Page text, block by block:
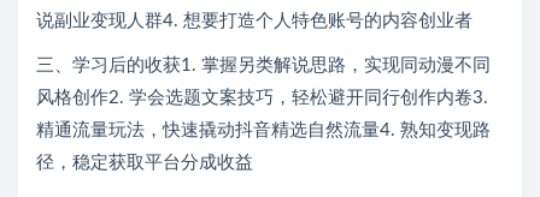
说副业变现人群4. 想要打造个人特色账号的内容创业者
三、学习后的收获1. 掌握另类解说思路，实现同动漫不同
风格创作2. 学会选题文案技巧，轻松避开同行创作内卷3.
精通流量玩法，快速撬动抖音精选自然流量4. 熟知变现路
径，稳定获取平台分成收益